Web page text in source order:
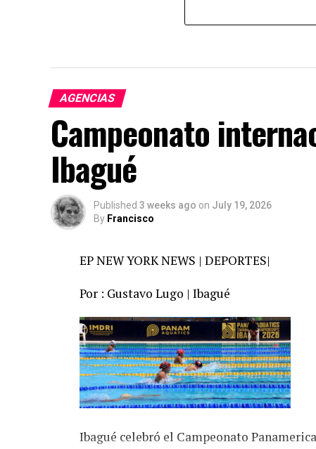
AGENCIAS
Campeonato
Ibagué
Published 3 weeks ago on July 19, 2026
By Francisco
EP NEW YORK NEWS | DEPORTES|
Por : Gustavo Lugo | Ibagué
Ibagué celebró el Campeonato